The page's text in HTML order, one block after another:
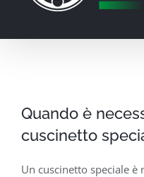
Quando è
cuscinetto
Un cuscinetto speciale è